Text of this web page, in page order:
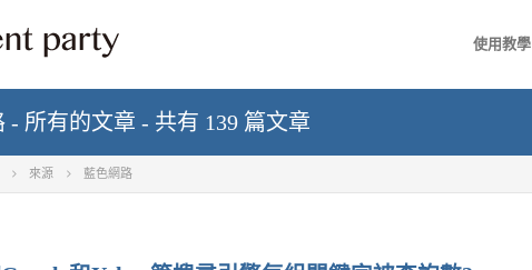
使用教學
- 所有的文章 - 共有 139 篇文章
來源 藍色網路